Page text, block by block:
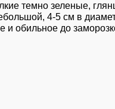
темно зеленые,
4-5 см в
обильное до